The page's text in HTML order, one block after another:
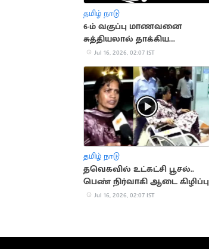
தமிழ் நாடு
6-ம் வகுப்பு மாணவனை
சுத்தியலால் தாக்கிய
உடற்பயிற்சி ஆசிரியர்
Jul 16, 2026, 02:07 IST
தமிழ் நாடு
தவெகவில் உட்கட்சி பூசல்..
பெண் நிர்வாகி ஆடை கிழிப்பு
Jul 16, 2026, 02:07 IST